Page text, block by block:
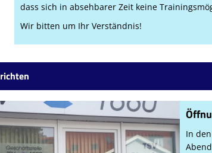
dass sich in absehbarer Zeit keine
Wir bitten um Ihr Verständnis!
In